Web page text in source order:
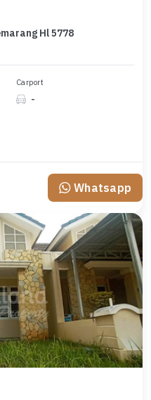
Hl 5778
Carport
-
Whatsapp